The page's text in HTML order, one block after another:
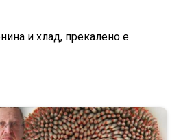
и хлад, прекалено е